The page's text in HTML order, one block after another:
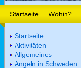
Startseite Wohin?
Startseite
Aktivitäten
Allgemeines
Angeln in Schweden